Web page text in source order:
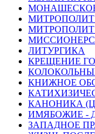
ЛИТУРГИКА
КРЕЩЕНИЕ
КНИЖНОЕ
КАНОНИКА
ИМЯБОЖИЕ -
ЗАПАДНОЕ